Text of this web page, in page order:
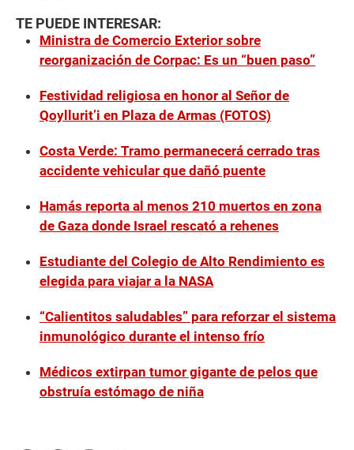
TE PUEDE INTERESAR:
Ministra de Comercio Exterior sobre
reorganización de Corpac: Es un “buen paso”
Festividad religiosa en honor al Señor de
Qoyllurit’i en Plaza de Armas (FOTOS)
Costa Verde: Tramo permanecerá cerrado tras
accidente vehicular que dañó puente
Hamás reporta al menos 210 muertos en zona
de Gaza donde Israel rescató a rehenes
Estudiante del Colegio de Alto Rendimiento es
elegida para viajar a la NASA
“Calientitos saludables” para reforzar el sistema
inmunológico durante el intenso frío
Médicos extirpan tumor gigante de pelos que
obstruía estómago de niña